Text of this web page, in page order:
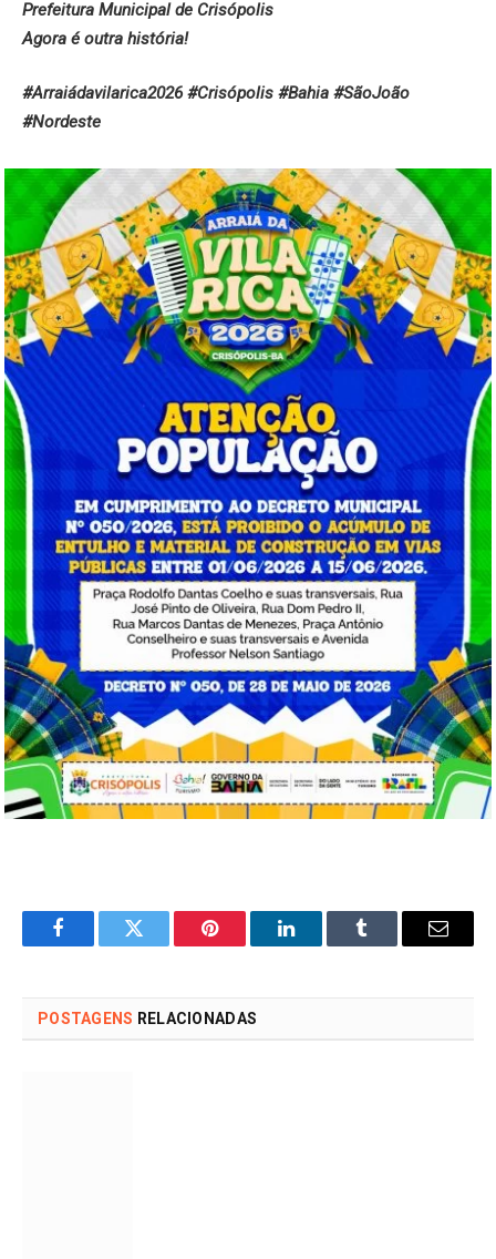
Prefeitura Municipal de Crisópolis
Agora é outra história!
#Arraiádavilarica2026 #Crisópolis #Bahia #SãoJoão
#Nordeste
FacebookTwitter Pinterest LinkedInTumblr Email
POSTAGENS RELACIONADAS